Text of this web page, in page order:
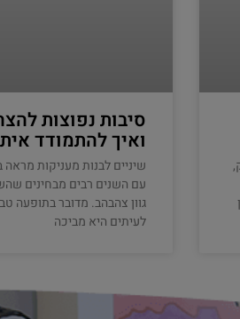
סיבות נפוצות
ואיך להתמודד
שיניים לבנות מעניקות מראה
עם השנים רבים מבחינים
גוון צהבהב. מדובר בתופעה
לעיתים היא מביכה